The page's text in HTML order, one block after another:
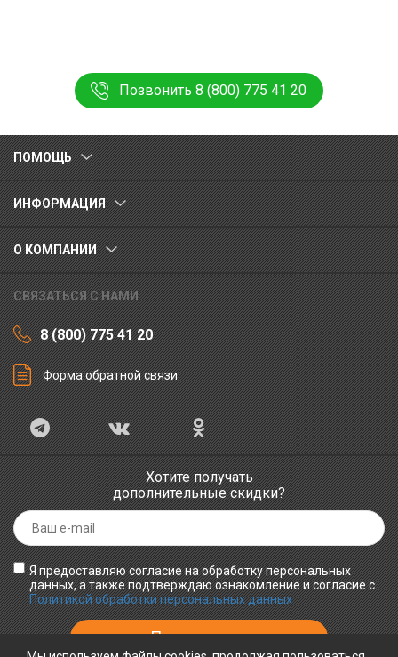
Позвонить 8 (800) 775 41 20
ПОМОЩЬ
ИНФОРМАЦИЯ
О КОМПАНИИ
СВЯЗАТЬСЯ С НАМИ
8 (800) 775 41 20
Форма обратной связи
Хотите получать
дополнительные скидки?
Я предоставляю согласие на обработку персональных
данных, а также подтверждаю ознакомление и согласие с
Политикой обработки персональных данных